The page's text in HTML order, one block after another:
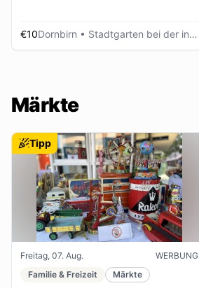
€10Dornbirn • Stadtgarten bei der inatura
Märkte
Tipp
Freitag, 07. Aug.
WERBUNG
Familie & Freizeit
Märkte